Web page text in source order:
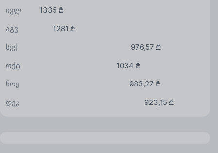
1335 ₾
ივლ
1281 ₾
აგვ
976,57 ₾
სექ
1034 ₾
ოქტ
983,27 ₾
ნოე
923,15 ₾
დეკ